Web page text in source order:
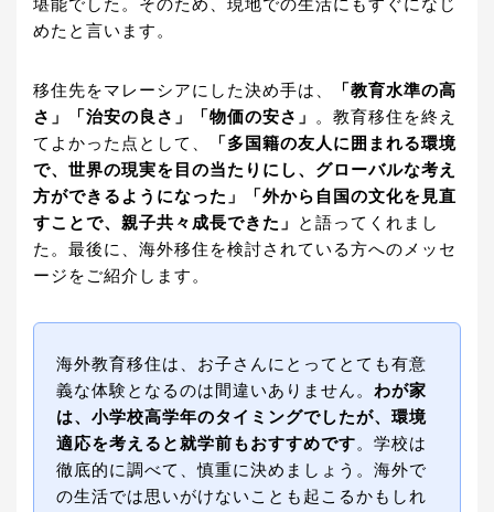
堪能でした。そのため、現地での生活にもすぐになじ
めたと言います。
移住先をマレーシアにした決め手は、
「教育水準の高
さ」「治安の良さ」「物価の安さ」
。教育移住を終え
てよかった点として、
「多国籍の友人に囲まれる環境
で、世界の現実を目の当たりにし、グローバルな考え
方ができるようになった」「外から自国の文化を見直
すことで、親子共々成長できた」
と語ってくれまし
た。最後に、海外移住を検討されている方へのメッセ
ージをご紹介します。
海外教育移住は、お子さんにとってとても有意
義な体験となるのは間違いありません。 わが家
は、小学校高学年のタイミングでしたが、環境
適応を考えると就学前もおすすめです。学校は
徹底的に調べて、慎重に決めましょう。海外で
の生活では思いがけないことも起こるかもしれ